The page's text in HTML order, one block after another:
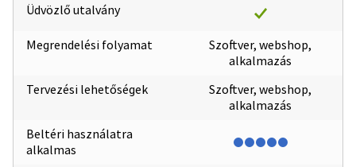
Üdvözlő utalvány
Megrendelési folyamat
Tervezési lehetőségek
Beltéri használatra
alkalmas
Szoftver, webshop,
alkalmazás
Szoftver, webshop,
alkalmazás